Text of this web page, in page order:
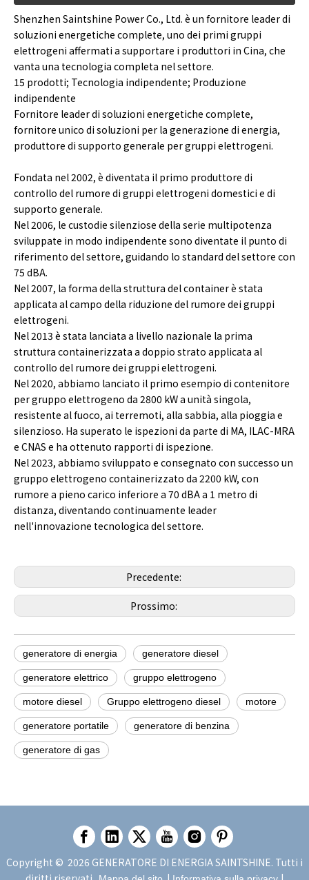
Shenzhen Saintshine Power Co., Ltd. è un fornitore leader di
soluzioni energetiche complete, uno dei primi gruppi
elettrogeni affermati a supportare i produttori in Cina, che
vanta una tecnologia completa nel settore.
15 prodotti; Tecnologia indipendente; Produzione
indipendente
Fornitore leader di soluzioni energetiche complete,
fornitore unico di soluzioni per la generazione di energia,
produttore di supporto generale per gruppi elettrogeni.
Fondata nel 2002, è diventata il primo produttore di
controllo del rumore di gruppi elettrogeni domestici e di
supporto generale.
Nel 2006, le custodie silenziose della serie multipotenza
sviluppate in modo indipendente sono diventate il punto di
riferimento del settore, guidando lo standard del settore con
75 dBA.
Nel 2007, la forma della struttura del container è stata
applicata al campo della riduzione del rumore dei gruppi
elettrogeni.
Nel 2013 è stata lanciata a livello nazionale la prima
struttura containerizzata a doppio strato applicata al
controllo del rumore dei gruppi elettrogeni.
Nel 2020, abbiamo lanciato il primo esempio di contenitore
per gruppo elettrogeno da 2800 kW a unità singola,
resistente al fuoco, ai terremoti, alla sabbia, alla pioggia e
silenzioso. Ha superato le ispezioni da parte di MA, ILAC-MRA
e CNAS e ha ottenuto rapporti di ispezione.
Nel 2023, abbiamo sviluppato e consegnato con successo un
gruppo elettrogeno containerizzato da 2200 kW, con
rumore a pieno carico inferiore a 70 dBA a 1 metro di
distanza, diventando continuamente leader
nell'innovazione tecnologica del settore.
Precedente:
Prossimo:
generatore di energia generatore diesel
generatore elettrico gruppo elettrogeno
motore diesel Gruppo elettrogeno diesel motore
generatore portatile generatore di benzina
generatore di gas
Copyright © 2026 GENERATORE DI ENERGIA SAINTSHINE. Tutti i